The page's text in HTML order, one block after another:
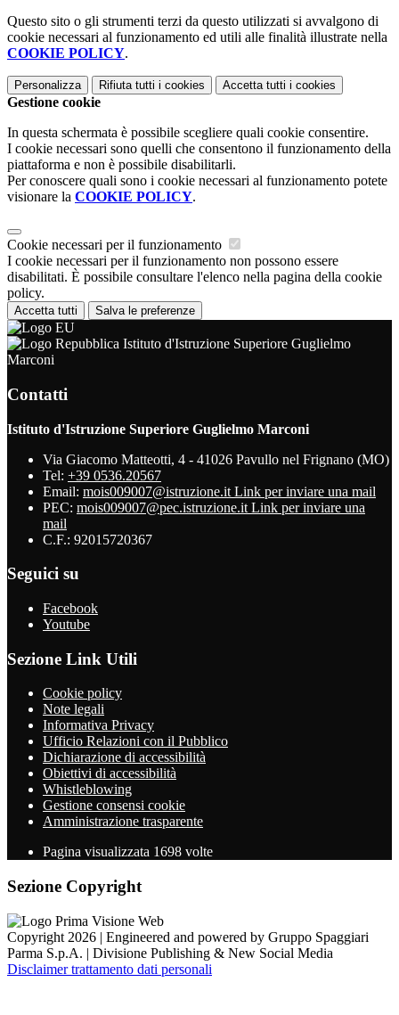
Questo sito o gli strumenti terzi da questo utilizzati si avvalgono di
cookie necessari al funzionamento ed utili alle finalità illustrate nella
COOKIE POLICY.
Personalizza Rifiuta tutti i cookies Accetta tutti i cookies
Gestione cookie
In questa schermata è possibile scegliere quali cookie consentire.
I cookie necessari sono quelli che consentono il funzionamento della
piattaforma e non è possibile disabilitarli.
Per conoscere quali sono i cookie necessari al funzionamento potete
visionare la COOKIE POLICY.
Cookie necessari per il funzionamento
I cookie necessari per il funzionamento non possono essere
disabilitati. È possibile consultare l'elenco nella pagina della cookie
policy.
Accetta tutti Salva le preferenze
Istituto d'Istruzione Superiore Guglielmo
Marconi
Contatti
Istituto d'Istruzione Superiore Guglielmo Marconi
Via Giacomo Matteotti, 4 - 41026 Pavullo nel Frignano (MO)
Tel: +39 0536.20567
Email: mois009007@istruzione.it Link per inviare una mail
PEC: mois009007@pec.istruzione.it Link per inviare una
mail
C.F.: 92015720367
Seguici su
Facebook
Youtube
Sezione Link Utili
Cookie policy
Note legali
Informativa Privacy
Ufficio Relazioni con il Pubblico
Dichiarazione di accessibilità
Obiettivi di accessibilità
Whistleblowing
Gestione consensi cookie
Amministrazione trasparente
Pagina visualizzata 1698 volte
Sezione Copyright
Copyright 2026 | Engineered and powered by Gruppo Spaggiari
Parma S.p.A. | Divisione Publishing & New Social Media
Disclaimer trattamento dati personali